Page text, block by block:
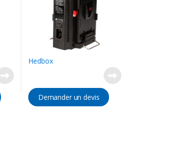
Hedbox
Demander un devis